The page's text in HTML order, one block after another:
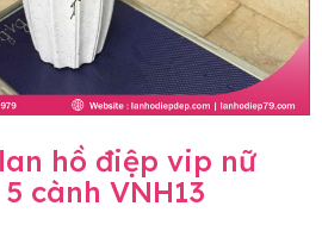
hồ điệp vip nữ
cành VNH13